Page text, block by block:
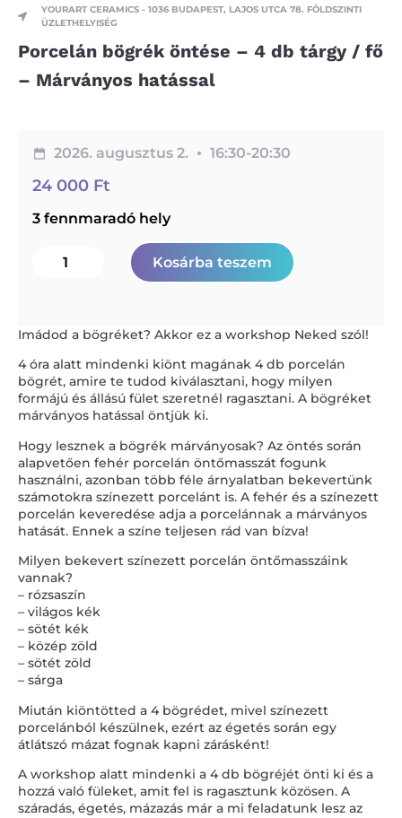
YOURART CERAMICS - 1036 BUDAPEST, LAJOS UTCA 78. FÖLDSZINTI
ÜZLETHELYISÉG
Porcelán bögrék öntése – 4 db tárgy / fő
– Márványos hatással
2026. augusztus 2. 16:30-20:30
24 000 Ft
3 fennmaradó hely
Kosárba teszem
Imádod a bögréket? Akkor ez a workshop Neked szól!
4 óra alatt mindenki kiönt magának 4 db porcelán
bögrét, amire te tudod kiválasztani, hogy milyen
formájú és állású fület szeretnél ragasztani. A bögréket
márványos hatással öntjük ki.
Hogy lesznek a bögrék márványosak? Az öntés során
alapvetően fehér porcelán öntőmasszát fogunk
használni, azonban több féle árnyalatban bekevertünk
számotokra színezett porcelánt is. A fehér és a színezett
porcelán keveredése adja a porcelánnak a márványos
hatását. Ennek a színe teljesen rád van bízva!
Milyen bekevert színezett porcelán öntőmasszáink
vannak?
– rózsaszín
– világos kék
– sötét kék
– közép zöld
– sötét zöld
– sárga
Miután kiöntötted a 4 bögrédet, mivel színezett
porcelánból készülnek, ezért az égetés során egy
átlátszó mázat fognak kapni zárásként!
A workshop alatt mindenki a 4 db bögréjét önti ki és a
hozzá való füleket, amit fel is ragasztunk közösen. A
száradás, égetés, mázazás már a mi feladatunk lesz az